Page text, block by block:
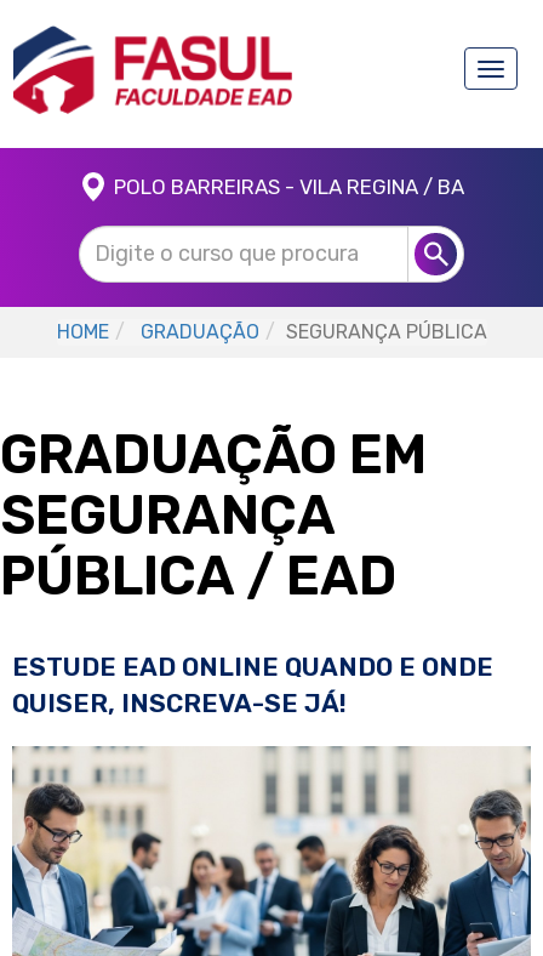
Toggle
POLO BARREIRAS - VILA REGINA / BA
HOME GRADUAÇÃO SEGURANÇA PÚBLICA
GRADUAÇÃO EM
SEGURANÇA
PÚBLICA / EAD
ESTUDE EAD ONLINE QUANDO E ONDE
QUISER, INSCREVA-SE JÁ!